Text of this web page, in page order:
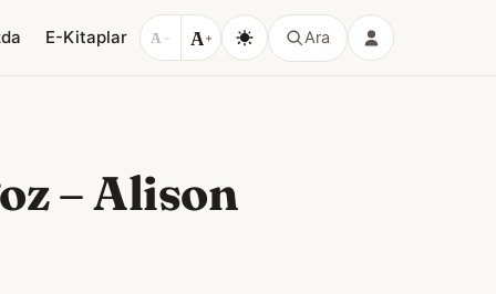
E-Kitaplar A − A+ Ara
–Alison